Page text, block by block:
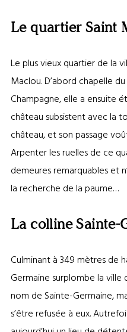
Le quartier Saint
Le plus vieux quartier de la
Maclou. D’abord chapelle
Champagne, elle a ensuite
château subsistent avec la
château, et son passage
Arpenter les ruelles de ce
demeures remarquables et
la recherche de la paume…
La colline Sainte-
Culminant à 349 mètres de
Germaine surplombe la ville
nom de Sainte-Germaine,
s’être refusée à eux.